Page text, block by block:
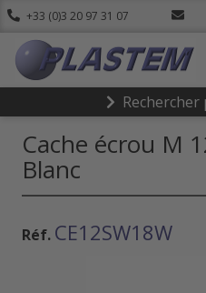
+33 (0)3 20 97 31 07
Rechercher
Cache écrou M
Blanc
Réf. CE12SW18W